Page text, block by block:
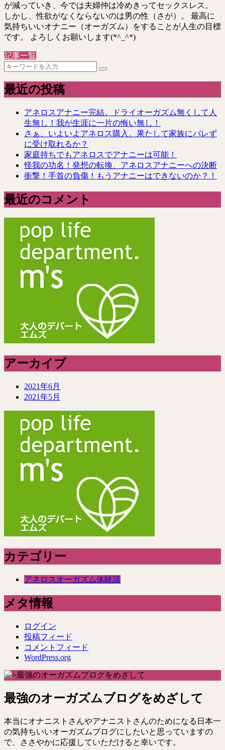
が減っていき、今では夫婦仲は冷めきってセックスレス。
しかし、性欲がなくならないのは男の性（さが）。 最高に
気持ちいいオナニー（オーガズム）をすることが人生の目標
です。 よろしくお願いします(*^_^*)
記事一覧
最近の投稿
アネロスアナニー完結。ドライオーガズム無くして人
生無し！我が生涯に一片の悔い無し！
さぁ、いよいよアネロス購入。果たして家族にバレず
に受け取れるか？
家庭持ちでもアネロスでアナニーは可能！
怪我の功名！発想の転換、アネロスアナニーへの決断
衝撃！手首の負傷！もうアナニーはできないのか？！
最近のコメント
アーカイブ
2021年6月
2021年5月
カテゴリー
アネロスオーガズム体験談
メタ情報
ログイン
投稿フィード
コメントフィード
WordPress.org
最強のオーガズムブログをめざして
本当にオナニストさんやアナニストさんのためになる日本一
の気持ちいいオーガズムブログにしたいと思っていますの
で、ささやかに応援していただけると幸いです。